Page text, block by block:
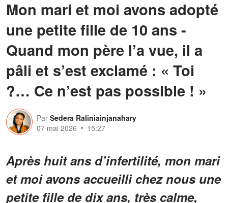
Mon mari et moi avons adopté
une petite fille de 10 ans -
Quand mon père l’a vue, il a
pâli et s’est exclamé : « Toi
?… Ce n’est pas possible ! »
Par Sedera Raliniainjanahary
07 mai 2026
15:27
Après huit ans d’infertilité, mon mari
et moi avons accueilli chez nous une
petite fille de dix ans, très calme,